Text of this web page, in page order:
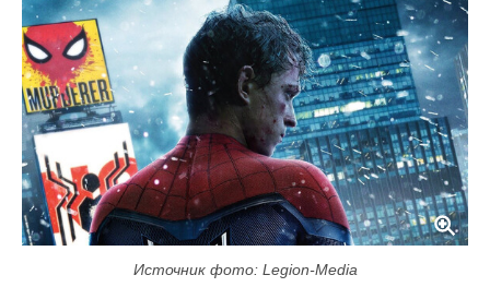
Источник фото: Legion-Media